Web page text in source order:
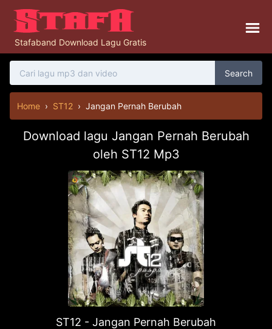
Stafaband Download Lagu Gratis
Search
Home › ST12 › Jangan Pernah Berubah
Download lagu Jangan Pernah Berubah
oleh ST12 Mp3
ST12 - Jangan Pernah Berubah